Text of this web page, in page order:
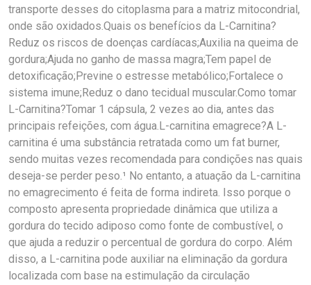
transporte desses do citoplasma para a matriz mitocondrial,
onde são oxidados.Quais os benefícios da L-Carnitina?
Reduz os riscos de doenças cardíacas;Auxilia na queima de
gordura;Ajuda no ganho de massa magra;Tem papel de
detoxificação;Previne o estresse metabólico;Fortalece o
sistema imune;Reduz o dano tecidual muscular.Como tomar
L-Carnitina?Tomar 1 cápsula, 2 vezes ao dia, antes das
principais refeições, com água.L-carnitina emagrece?A L-
carnitina é uma substância retratada como um fat burner,
sendo muitas vezes recomendada para condições nas quais
deseja-se perder peso.¹ No entanto, a atuação da L-carnitina
no emagrecimento é feita de forma indireta. Isso porque o
composto apresenta propriedade dinâmica que utiliza a
gordura do tecido adiposo como fonte de combustível, o
que ajuda a reduzir o percentual de gordura do corpo. Além
disso, a L-carnitina pode auxiliar na eliminação da gordura
localizada com base na estimulação da circulação